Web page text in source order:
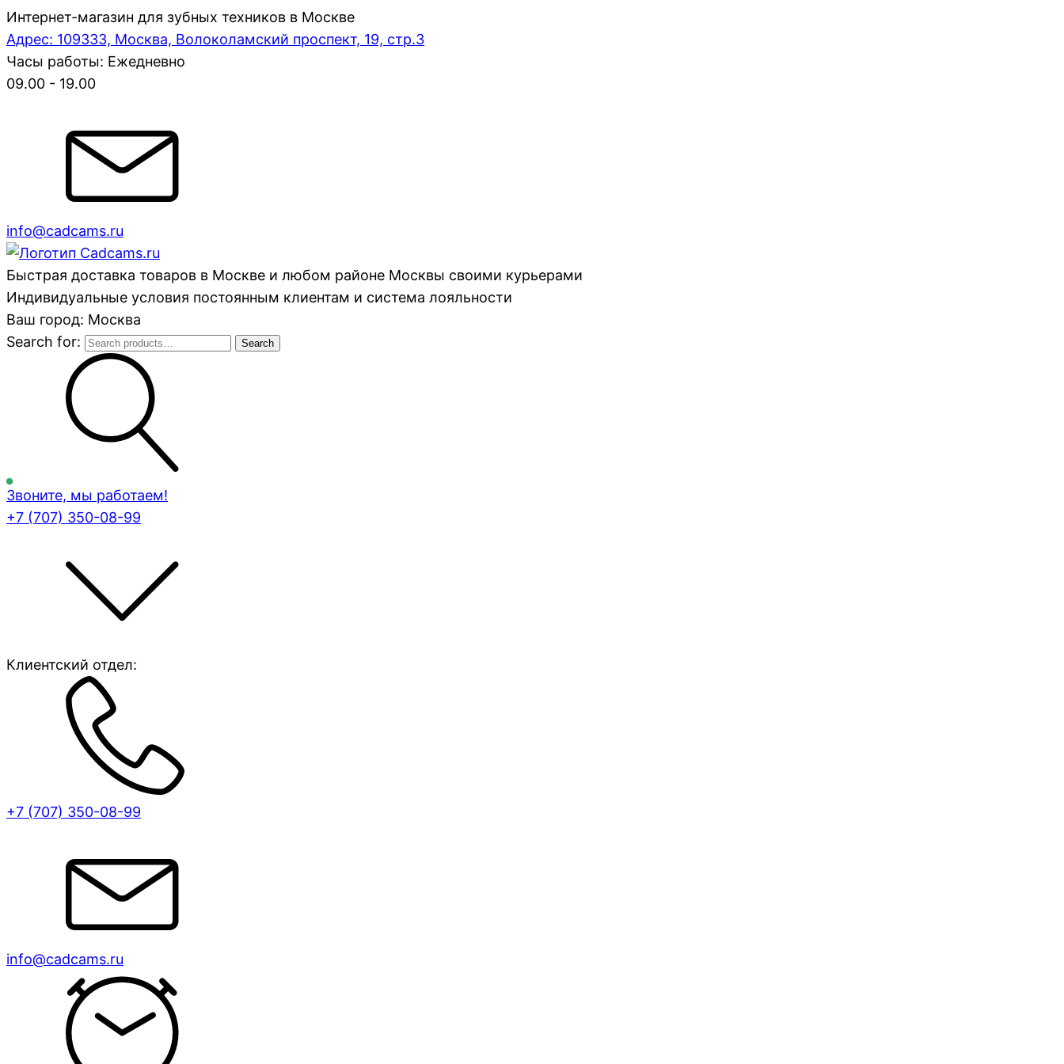
Интернет-магазин для зубных техников в Москве
Адрес: 109333, Москва, Волоколамский проспект, 19, стр.3
Часы работы: Ежедневно
09.00 - 19.00
info@cadcams.ru
Быстрая доставка товаров в Москве и любом районе Москвы своими курьерами
Индивидуальные условия постоянным клиентам и система лояльности
Ваш город: Москва
Search for:
Search
Звоните, мы работаем!
+7 (707) 350-08-99
Клиентский отдел:
+7 (707) 350-08-99
info@cadcams.ru